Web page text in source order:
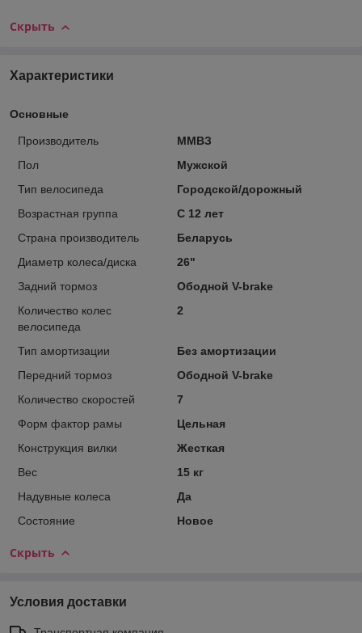
Скрыть
Характеристики
Основные
Производитель
ММВЗ
Пол
Мужской
Тип велосипеда
Городской/дорожный
Возрастная группа
С 12 лет
Страна производитель
Беларусь
Диаметр колеса/диска
26"
Задний тормоз
Ободной V-brake
Количество колес
велосипеда
2
Тип амортизации
Без амортизации
Передний тормоз
Ободной V-brake
Количество скоростей
7
Форм фактор рамы
Цельная
Конструкция вилки
Жесткая
Вес
15 кг
Надувные колеса
Да
Состояние
Новое
Скрыть
Условия доставки